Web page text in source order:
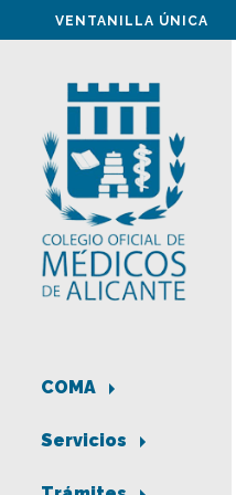
VENTANILLA ÚNICA
COMA
Servicios